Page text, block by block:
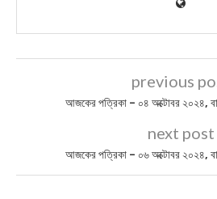
previous
আজকের পত্রিকা – ০৪ অক্টোবর ২০২৪,
next post
আজকের পত্রিকা – ০৬ অক্টোবর ২০২৪,